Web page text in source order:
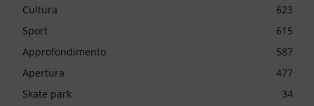
Cultura
623
Sport
615
Approfondimento
587
Apertura
477
Skate park
34